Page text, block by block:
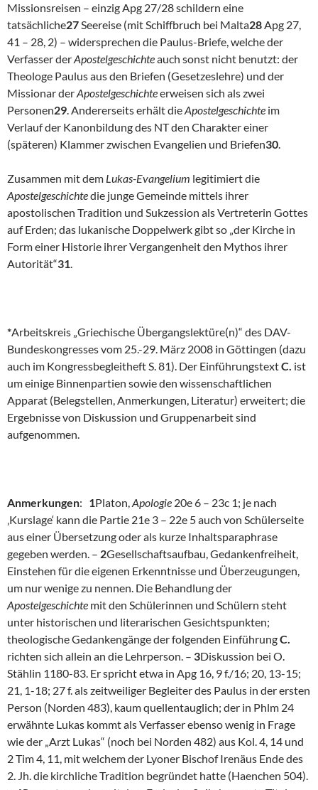
Missionsreisen – einzig Apg 27/28 schildern eine
tatsächliche27Seereise (mit Schiffbruch bei Malta28Apg 27,
41 – 28, 2) – widersprechen die Paulus-Briefe, welche der
Verfasser derApostelgeschichteauch sonst nicht benutzt: der
Theologe Paulus aus den Briefen (Gesetzeslehre) und der
Missionar derApostelgeschichteerweisen sich als zwei
Personen29. Andererseits erhält dieApostelgeschichte im
Verlauf der Kanonbildung des NT den Charakter einer
(späteren) Klammer zwischen Evangelien und Briefen30.
Zusammen mit dem Lukas-Evangelium legitimiert die
Apostelgeschichtedie junge Gemeinde mittels ihrer
apostolischen Tradition und Sukzession als Vertreterin Gottes
auf Erden; das lukanische Doppelwerk gibt so „der Kirche in
Form einer Historie ihrer Vergangenheit den Mythos ihrer
Autorität“31.
*Arbeitskreis „Griechische Übergangslektüre(n)“ des DAV-
Bundeskongresses vom 25.-29. März 2008 in Göttingen (dazu
auch im Kongressbegleitheft S. 81). Der EinführungstextC. ist
um einige Binnenpartien sowie den wissenschaftlichen
Apparat (Belegstellen, Anmerkungen, Literatur) erweitert; die
Ergebnisse von Diskussion und Gruppenarbeit sind
aufgenommen.
Anmerkungen: 1Platon,Apologie 20e 6 – 23c 1; je nach
‚Kurslage‘ kann die Partie 21e 3 – 22e 5 auch von Schülerseite
aus einer Übersetzung oder als kurze Inhaltsparaphrase
gegeben werden. – 2Gesellschaftsaufbau, Gedankenfreiheit,
Einstehen für die eigenen Erkenntnisse und Überzeugungen,
um nur wenige zu nennen. Die Behandlung der
Apostelgeschichte mit den Schülerinnen und Schülern steht
unter historischen und literarischen Gesichtspunkten;
theologische Gedankengänge der folgenden EinführungC.
richten sich allein an die Lehrperson. – 3Diskussion bei O.
Stählin 1180-83. Er spricht etwa in Apg 16, 9 f./16; 20, 13-15;
21, 1-18; 27 f. als zeitweiliger Begleiter des Paulus in der ersten
Person (Norden 483), kaum quellentauglich; der in Phlm 24
erwähnte Lukas kommt als Verfasser ebenso wenig in Frage
wie der „Arzt Lukas“ (noch bei Norden 482) aus Kol. 4, 14 und
2 Tim 4, 11, mit welchem der Lyoner Bischof Irenäus Ende des
2. Jh. die kirchliche Tradition begründet hatte (Haenchen 504).